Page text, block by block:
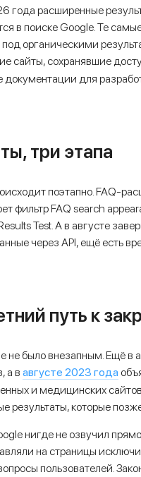
года расширенные
в поиске Google. Те
органическими
сайты, сохранявшие
документации для
три этапа
поэтапно. FAQ-
фильтр FAQ search
Test. А в августе
через API, ещё есть
путь к
не было внезапным. Ещё в
а в августе 2023 года
и медицинских
результаты, которые
нигде не озвучил
на страницы
пользователей.